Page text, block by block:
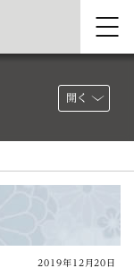
開く
2019年12月20日